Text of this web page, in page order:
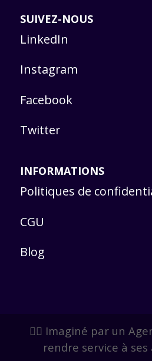
SUIVEZ-NOUS
LinkedIn
Instagram
Facebook
Twitter
INFORMATIONS
Politiques de
CGU
Blog
🙋‍♂️ Imaginé par un
rendre service à